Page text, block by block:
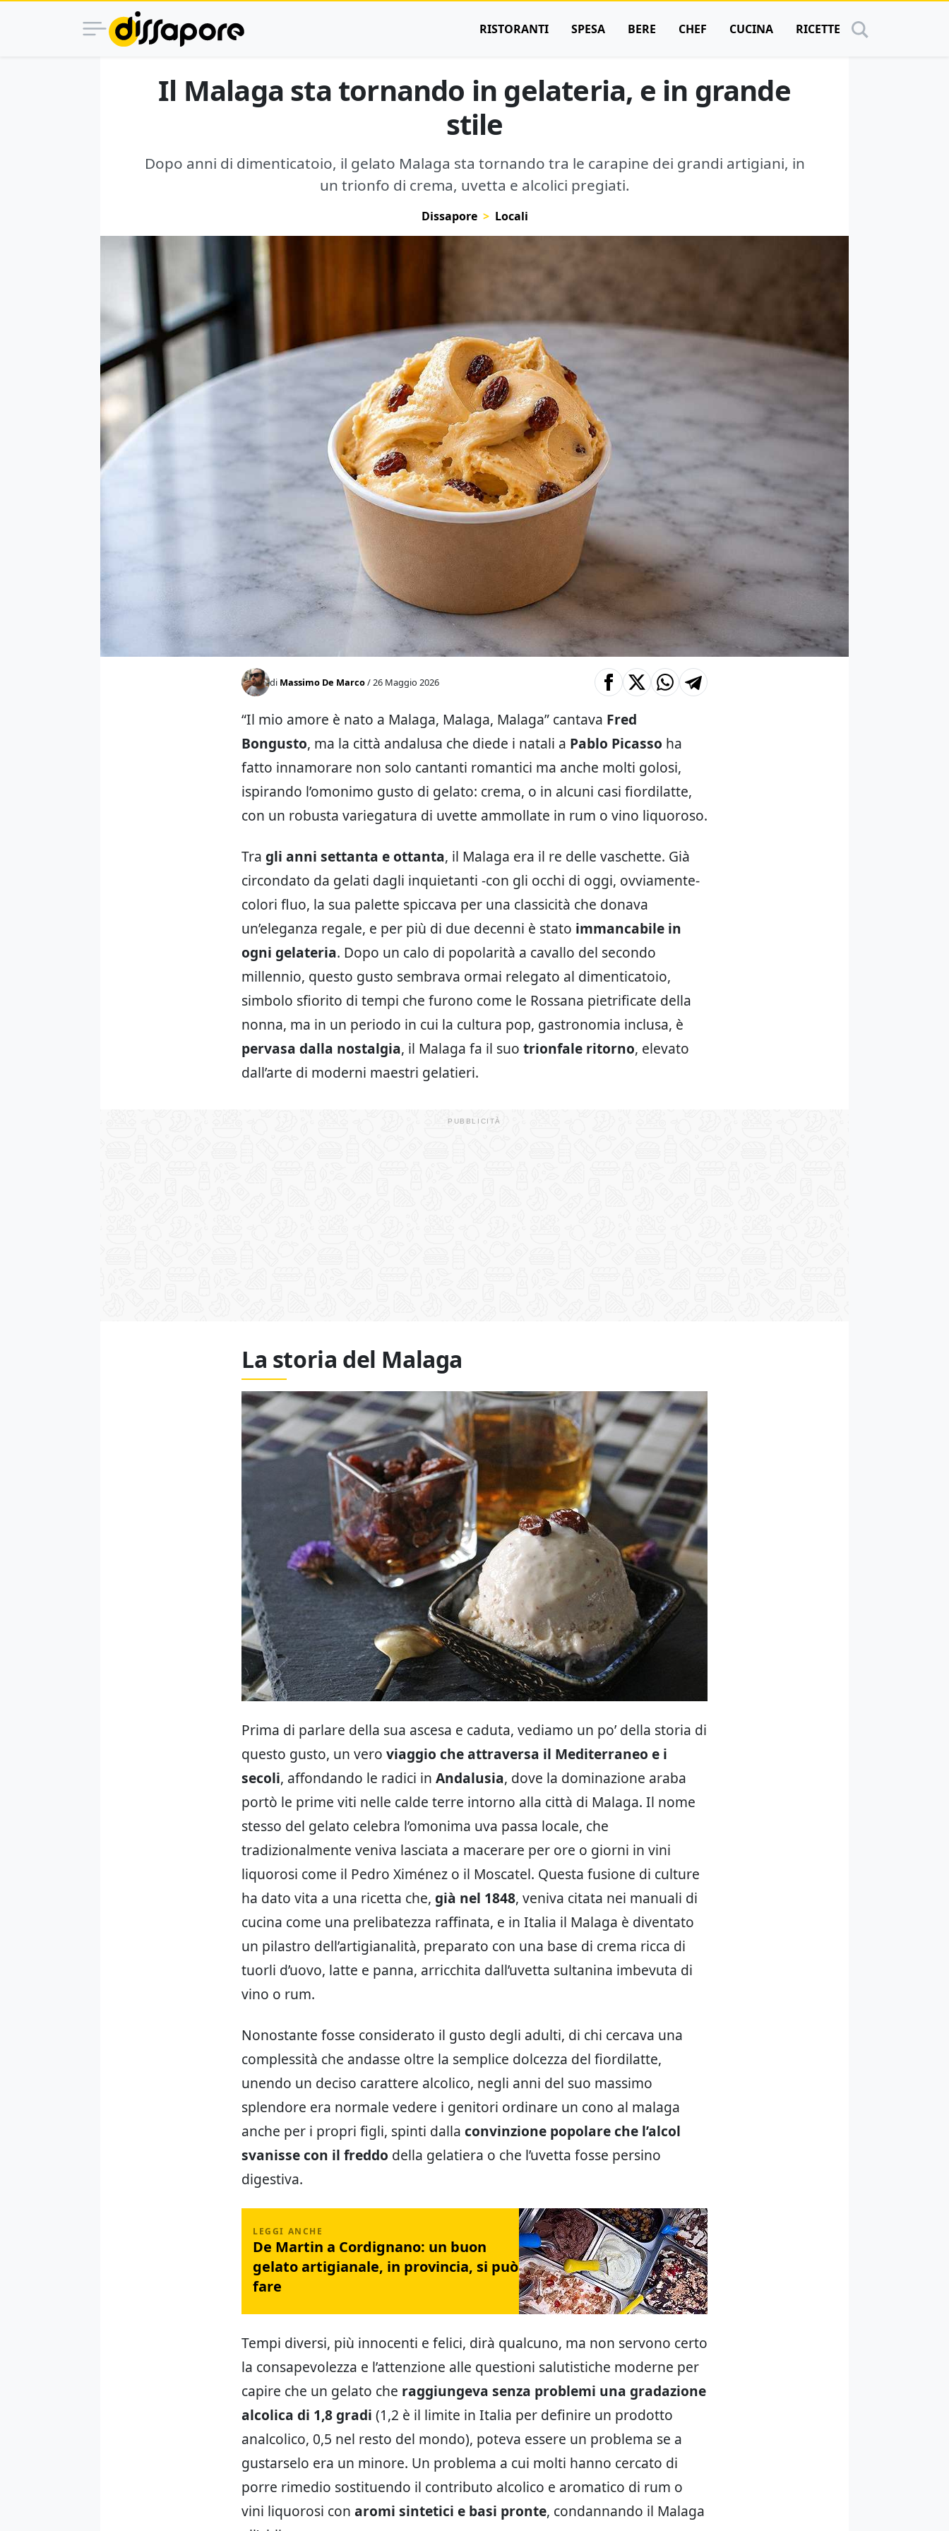
RISTORANTI SPESA BERE CHEF CUCINA RICETTE
Il Malaga sta tornando in gelateria, e in grande
stile
Dopo anni di dimenticatoio, il gelato Malaga sta tornando tra le carapine dei grandi artigiani, in
un trionfo di crema, uvetta e alcolici pregiati.
Dissapore Locali
di Massimo De Marco/ 26 Maggio 2026
“Il mio amore è nato a Malaga, Malaga, Malaga” cantava Fred
Bongusto, ma la città andalusa che diede i natali a Pablo Picasso ha
fatto innamorare non solo cantanti romantici ma anche molti golosi,
ispirando l’omonimo gusto di gelato: crema, o in alcuni casi fiordilatte,
con un robusta variegatura di uvette ammollate in rum o vino liquoroso.
Tra gli anni settanta e ottanta, il Malaga era il re delle vaschette. Già
circondato da gelati dagli inquietanti -con gli occhi di oggi, ovviamente-
colori fluo, la sua palette spiccava per una classicità che donava
un’eleganza regale, e per più di due decenni è stato immancabile in
ogni gelateria. Dopo un calo di popolarità a cavallo del secondo
millennio, questo gusto sembrava ormai relegato al dimenticatoio,
simbolo sfiorito di tempi che furono come le Rossana pietrificate della
nonna, ma in un periodo in cui la cultura pop, gastronomia inclusa, è
pervasa dalla nostalgia, il Malaga fa il suo trionfale ritorno, elevato
dall’arte di moderni maestri gelatieri.
La storia del Malaga
Prima di parlare della sua ascesa e caduta, vediamo un po’ della storia di
questo gusto, un vero viaggio che attraversa il Mediterraneo e i
secoli, affondando le radici in Andalusia, dove la dominazione araba
portò le prime viti nelle calde terre intorno alla città di Malaga. Il nome
stesso del gelato celebra l’omonima uva passa locale, che
tradizionalmente veniva lasciata a macerare per ore o giorni in vini
liquorosi come il Pedro Ximénez o il Moscatel. Questa fusione di culture
ha dato vita a una ricetta che, già nel 1848, veniva citata nei manuali di
cucina come una prelibatezza raffinata, e in Italia il Malaga è diventato
un pilastro dell’artigianalità, preparato con una base di crema ricca di
tuorli d’uovo, latte e panna, arricchita dall’uvetta sultanina imbevuta di
vino o rum.
Nonostante fosse considerato il gusto degli adulti, di chi cercava una
complessità che andasse oltre la semplice dolcezza del fiordilatte,
unendo un deciso carattere alcolico, negli anni del suo massimo
splendore era normale vedere i genitori ordinare un cono al malaga
anche per i propri figli, spinti dalla convinzione popolare che l’alcol
svanisse con il freddo della gelatiera o che l’uvetta fosse persino
digestiva.
De Martin a Cordignano: un buon
gelato artigianale, in provincia, si può
fare
Tempi diversi, più innocenti e felici, dirà qualcuno, ma non servono certo
la consapevolezza e l’attenzione alle questioni salutistiche moderne per
capire che un gelato che raggiungeva senza problemi una gradazione
alcolica di 1,8 gradi (1,2 è il limite in Italia per definire un prodotto
analcolico, 0,5 nel resto del mondo), poteva essere un problema se a
gustarselo era un minore. Un problema a cui molti hanno cercato di
porre rimedio sostituendo il contributo alcolico e aromatico di rum o
vini liquorosi con aromi sintetici e basi pronte, condannando il Malaga